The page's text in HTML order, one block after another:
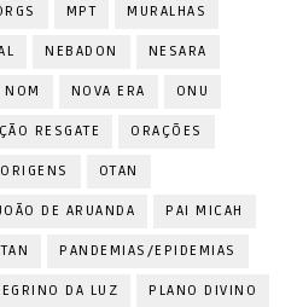
MPT MURALHAS
NEBADON NESARA
NOM NOVA ERA ONU
RESGATE ORAÇÕES
ORIGENS OTAN
DE ARUANDA PAI MICAH
PANDEMIAS/EPIDEMIAS
DA LUZ PLANO DIVINO